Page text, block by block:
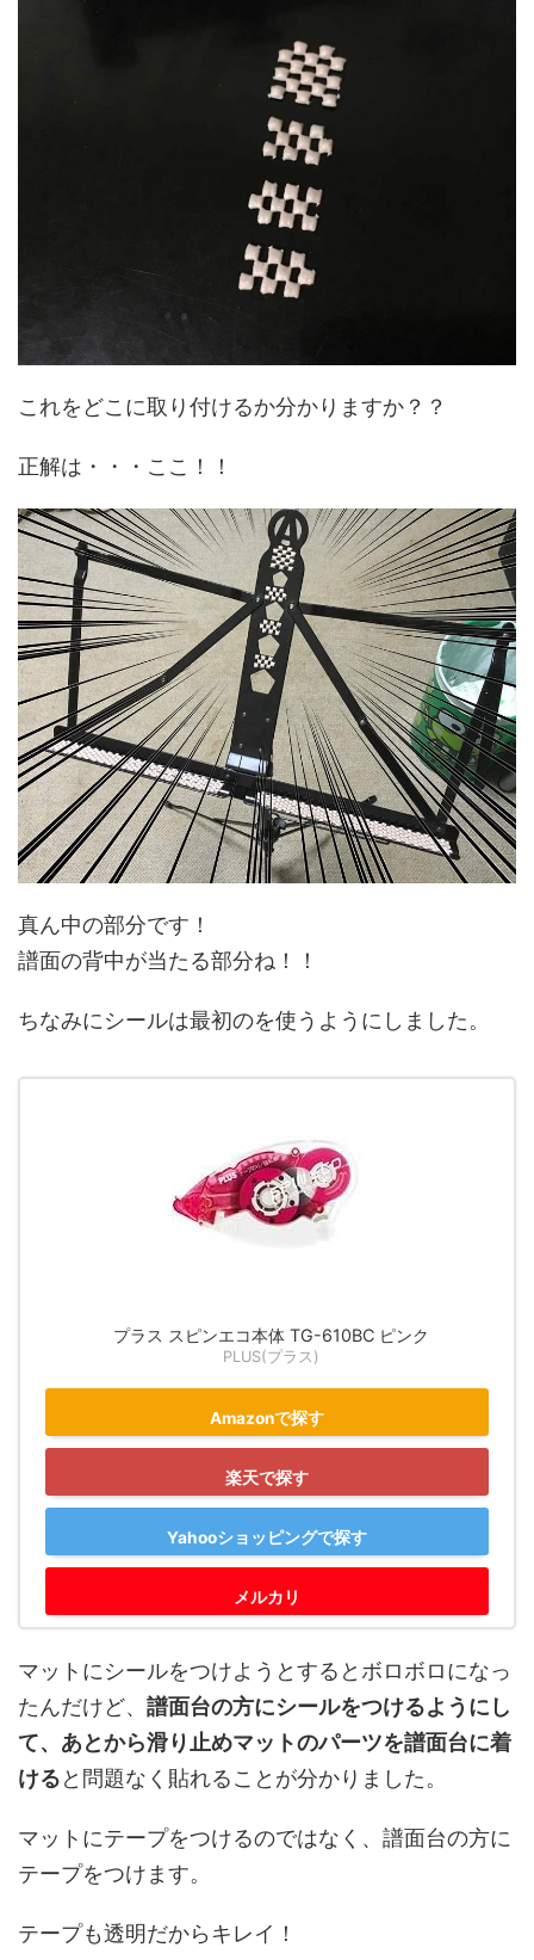
これをどこに取り付けるか分かりますか？？
正解は・・・ここ！！
真ん中の部分です！
譜面の背中が当たる部分ね！！
ちなみにシールは最初のを使うようにしました。
プラス スピンエコ本体 TG-610BC ピンク
PLUS(プラス)
Amazonで探す
楽天で探す
Yahooショッピングで探す
メルカリ
マットにシールをつけようとするとボロボロになっ
たんだけど、 譜面台の方にシールをつけるようにし
て、あとから滑り止めマットのパーツを譜面台に着
けると問題なく貼れることが分かりました。
マットにテープをつけるのではなく、譜面台の方に
テープをつけます。
テープも透明だからキレイ！